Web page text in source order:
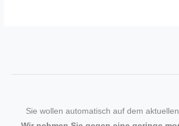
Sie wollen automatisch auf dem